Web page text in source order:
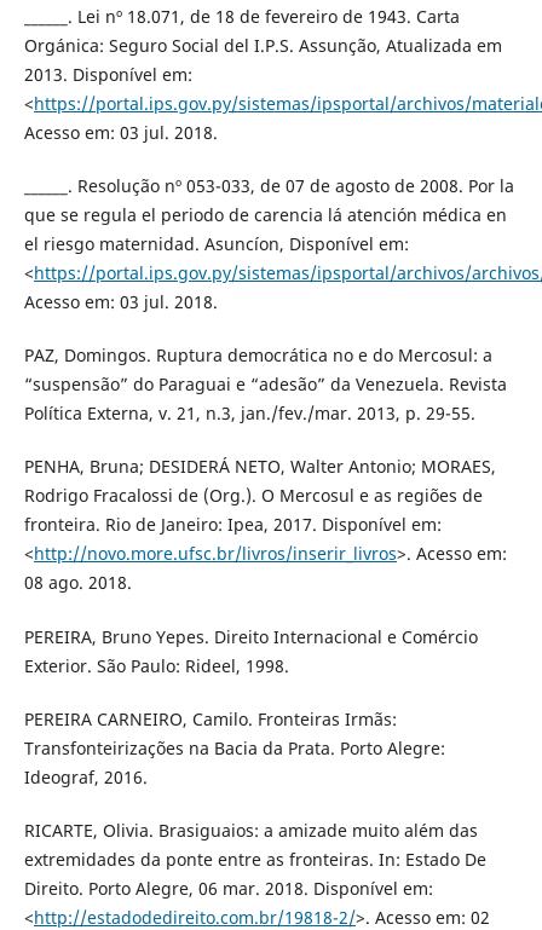
______. Lei nº 18.071, de 18 de fevereiro de 1943. Carta
Orgánica: Seguro Social del I.P.S. Assunção, Atualizada em
2013. Disponível em:
<https://portal.ips.gov.py/sistemas/ipsportal/archivos/
Acesso em: 03 jul. 2018.
______. Resolução nº 053-033, de 07 de agosto de 2008. Por la
que se regula el periodo de carencia lá atención médica en
el riesgo maternidad. Asuncíon, Disponível em:
<https://portal.ips.gov.py/sistemas/ipsportal/archivos/
Acesso em: 03 jul. 2018.
PAZ, Domingos. Ruptura democrática no e do Mercosul: a
“suspensão” do Paraguai e “adesão” da Venezuela. Revista
Política Externa, v. 21, n.3, jan./fev./mar. 2013, p. 29-55.
PENHA, Bruna; DESIDERÁ NETO, Walter Antonio; MORAES,
Rodrigo Fracalossi de (Org.). O Mercosul e as regiões de
fronteira. Rio de Janeiro: Ipea, 2017. Disponível em:
<http://novo.more.ufsc.br/livros/inserir_livros>. Acesso em:
08 ago. 2018.
PEREIRA, Bruno Yepes. Direito Internacional e Comércio
Exterior. São Paulo: Rideel, 1998.
PEREIRA CARNEIRO, Camilo. Fronteiras Irmãs:
Transfonteirizações na Bacia da Prata. Porto Alegre:
Ideograf, 2016.
RICARTE, Olivia. Brasiguaios: a amizade muito além das
extremidades da ponte entre as fronteiras. In: Estado De
Direito. Porto Alegre, 06 mar. 2018. Disponível em:
<http://estadodedireito.com.br/19818-2/>. Acesso em: 02